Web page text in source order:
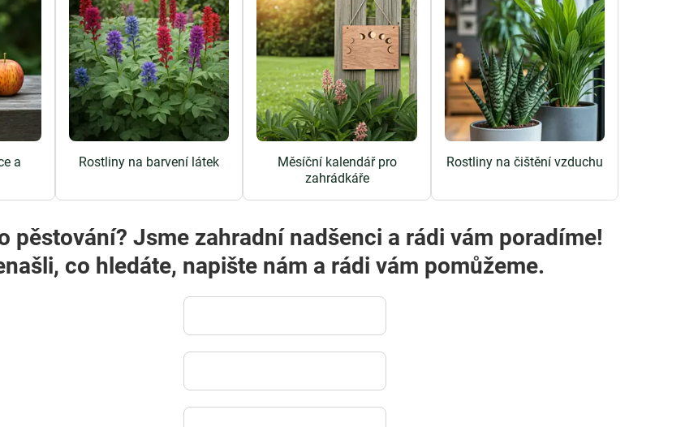
a
Rostliny na barvení látek
Měsíční kalendář pro
zahrádkáře
Rostliny na čištění vzduchu
pěstování? Jsme zahradní nadšenci a rádi vám poradíme!
co hledáte, napište nám a rádi vám pomůžeme.